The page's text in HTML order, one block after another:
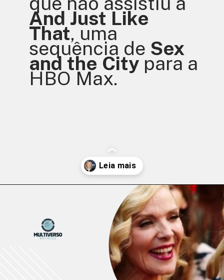
And Just Like
That, uma
sequência de Sex
and the City para a
HBO Max.